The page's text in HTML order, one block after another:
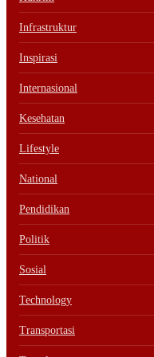
Infrastruktur
Inspirasi
Internasional
Kesehatan
Lifestyle
National
Pendidikan
Politik
Sosial
Technology
Transportasi